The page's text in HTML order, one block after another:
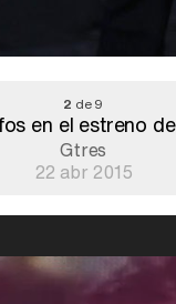
2 de 9
en el estreno
Gtres
22 abr 2015